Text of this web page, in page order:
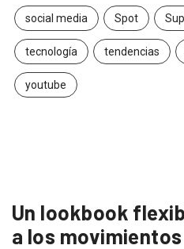
social media Spot
tecnología tendencias
youtube
Un lookbook
a los movimientos